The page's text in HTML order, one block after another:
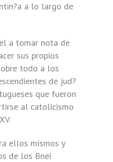
a lo largo de
a tomar nota de
sus propios
todo a los
de jud?
que fueron
al catolicismo
ellos mismos y
de los Bnei